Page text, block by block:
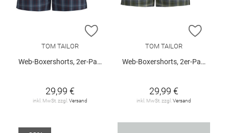
ZUR WUNSCHLISTE HINZUFÜGEN
TOM TAILOR
Web-Boxershorts, 2er-Pack
29,99 €
inkl. MwSt. zzgl. Versand
ZUR
TOM TAILOR
Web-Boxershorts, 2er-Pack
29,99 €
inkl. MwSt. zzgl. Versand